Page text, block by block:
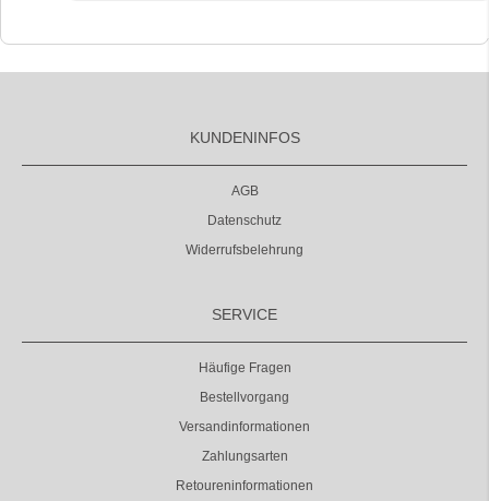
KUNDENINFOS
AGB
Datenschutz
Widerrufsbelehrung
SERVICE
Häufige Fragen
Bestellvorgang
Versandinformationen
Zahlungsarten
Retoureninformationen